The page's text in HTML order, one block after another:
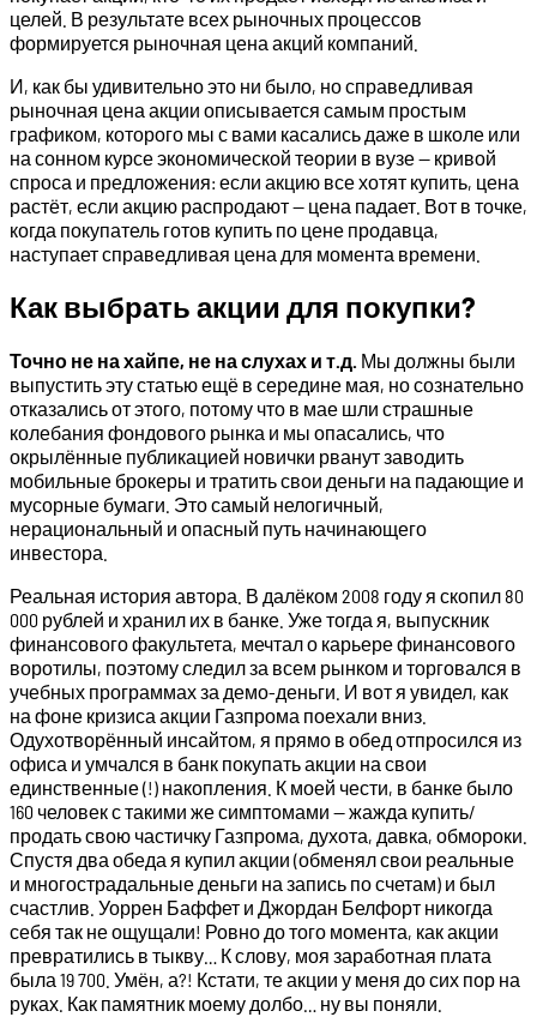
целей. В результате всех рыночных процессов
формируется рыночная цена акций компаний.
И, как бы удивительно это ни было, но справедливая
рыночная цена акции описывается самым простым
графиком, которого мы с вами касались даже в школе или
на сонном курсе экономической теории в вузе — кривой
спроса и предложения: если акцию все хотят купить, цена
растёт, если акцию распродают — цена падает. Вот в точке,
когда покупатель готов купить по цене продавца,
наступает справедливая цена для момента времени.
Как выбрать акции для покупки?
Точно не на хайпе, не на слухах и т.д. Мы должны были
выпустить эту статью ещё в середине мая, но сознательно
отказались от этого, потому что в мае шли страшные
колебания фондового рынка и мы опасались, что
окрылённые публикацией новички рванут заводить
мобильные брокеры и тратить свои деньги на падающие и
мусорные бумаги. Это самый нелогичный,
нерациональный и опасный путь начинающего
инвестора.
Реальная история автора. В далёком 2008 году я скопил 80
000 рублей и хранил их в банке. Уже тогда я, выпускник
финансового факультета, мечтал о карьере финансового
воротилы, поэтому следил за всем рынком и торговался в
учебных программах за демо-деньги. И вот я увидел, как
на фоне кризиса акции Газпрома поехали вниз.
Одухотворённый инсайтом, я прямо в обед отпросился из
офиса и умчался в банк покупать акции на свои
единственные (!) накопления. К моей чести, в банке было
160 человек с такими же симптомами — жажда купить/
продать свою частичку Газпрома, духота, давка, обмороки.
Спустя два обеда я купил акции (обменял свои реальные
и многострадальные деньги на запись по счетам) и был
счастлив. Уоррен Баффет и Джордан Белфорт никогда
себя так не ощущали! Ровно до того момента, как акции
превратились в тыкву… К слову, моя заработная плата
была 19 700. Умён, а?! Кстати, те акции у меня до сих пор на
руках. Как памятник моему долбо… ну вы поняли.